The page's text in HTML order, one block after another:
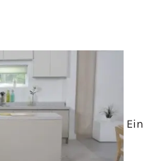
Ein